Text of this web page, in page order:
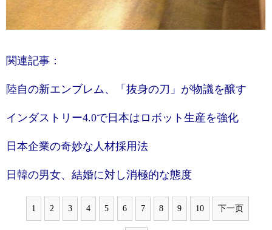
関連記事：
陸自の新エンブレム、「抜身の刀」が物議を醸す
インダストリー4.0で日本はロボット生産を強化
日本企業の奇妙な人材採用法
日韓の男女、結婚に対し消極的な態度
1 2 3 4 5 6 7 8 9 10 下一页